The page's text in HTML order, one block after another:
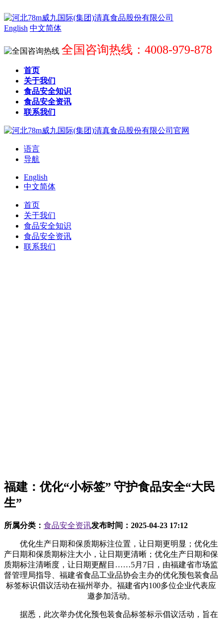
English 中文简体
全国咨询热线：4008-979-878
首页
关于我们
食品安全知识
食品安全资讯
联系我们
语言
导航
English
中文简体
首页
关于我们
食品安全知识
食品安全资讯
联系我们
福建：优化“小标签” 守护食品安全“大民
生”
所属分类： 食品安全资讯发布时间： 2025-04-23 17:12
优化生产日期和保质期标注位置，让日期更明显；优化生
产日期和保质期标注大小，让日期更清晰；优化生产日期和保
质期标注清晰度，让日期更醒目……5月7日，由福建省市场监
督管理局指导、福建省食品工业品协会主办的优化预包装食品
标签标识倡议活动在福州举办。福建省内100多位企业代表应
邀参加活动。
据悉，此次举办优化预包装食品标签标示倡议活动，旨在